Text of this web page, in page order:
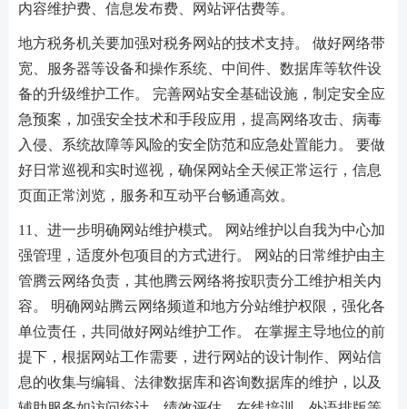
内容维护费、信息发布费、网站评估费等。
地方税务机关要加强对税务网站的技术支持。 做好网络带
宽、服务器等设备和操作系统、中间件、数据库等软件设
备的升级维护工作。 完善网站安全基础设施，制定安全应
急预案，加强安全技术和手段应用，提高网络攻击、病毒
入侵、系统故障等风险的安全防范和应急处置能力。 要做
好日常巡视和实时巡视，确保网站全天候正常运行，信息
页面正常浏览，服务和互动平台畅通高效。
11、进一步明确网站维护模式。 网站维护以自我为中心加
强管理，适度外包项目的方式进行。 网站的日常维护由主
管腾云网络负责，其他腾云网络将按职责分工维护相关内
容。 明确网站腾云网络频道和地方分站维护权限，强化各
单位责任，共同做好网站维护工作。 在掌握主导地位的前
提下，根据网站工作需要，进行网站的设计制作、网站信
息的收集与编辑、法律数据库和咨询数据库的维护，以及